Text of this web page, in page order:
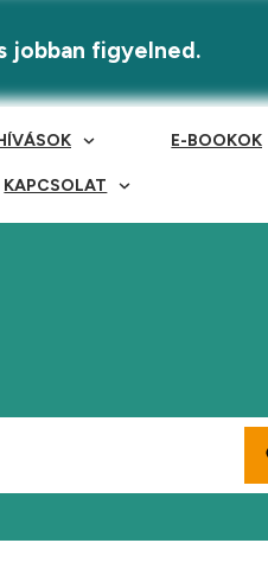
E-BOOKOK
KAPCSOLAT
figyelned.